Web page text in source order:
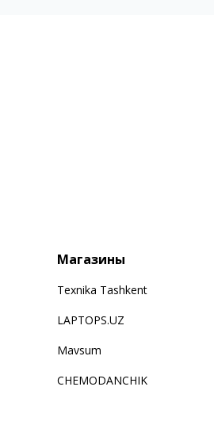
Магазины
Texnika Tashkent
LAPTOPS.UZ
Mavsum
CHEMODANCHIK